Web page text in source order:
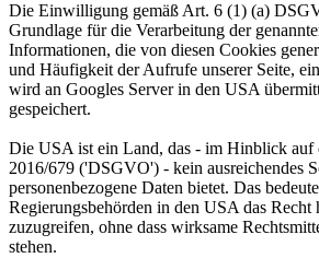
Die Einwilligung gemäß Art. 6 (1) (a)
Grundlage für die Verarbeitung der
Informationen, die von diesen Cookies
und Häufigkeit der Aufrufe unserer Seite,
wird an Googles Server in den USA
gespeichert.
Die USA ist ein Land, das - im Hinblick auf
2016/679 ('DSGVO') - kein ausreichendes
personenbezogene Daten bietet. Das
Regierungsbehörden in den USA das Recht
zuzugreifen, ohne dass wirksame
stehen.